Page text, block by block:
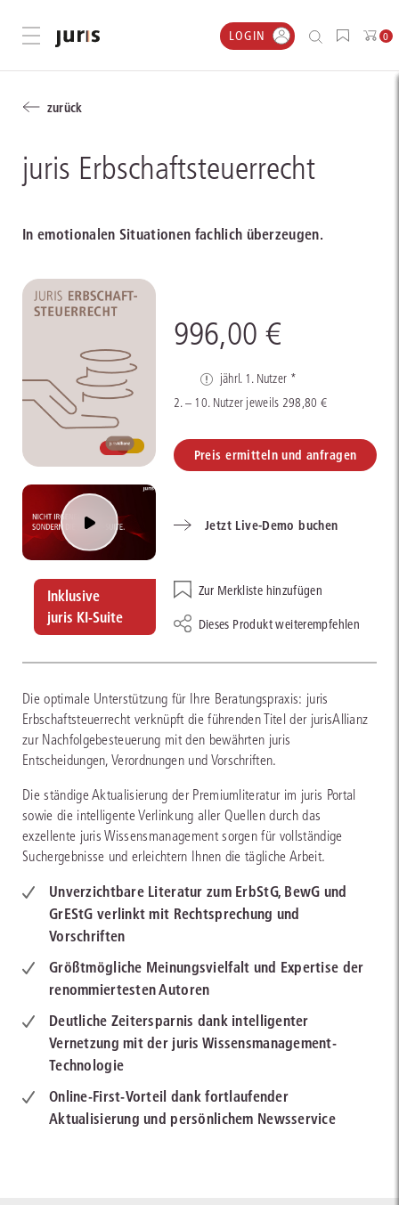
Menü öffnen LOGIN 0
zurück
juris Erbschaftsteuerrecht
In emotionalen Situationen fachlich überzeugen.
Inklusive
juris KI-Suite
Die optimale Unterstützung für Ihre Beratungspraxis: juris
Erbschaftsteuerrecht verknüpft die führenden Titel der jurisAllianz
zur Nachfolgebesteuerung mit den bewährten juris
Entscheidungen, Verordnungen und Vorschriften.
Die ständige Aktualisierung der Premiumliteratur im juris Portal
sowie die intelligente Verlinkung aller Quellen durch das
exzellente juris Wissensmanagement sorgen für vollständige
Suchergebnisse und erleichtern Ihnen die tägliche Arbeit.
Unverzichtbare Literatur zum ErbStG, BewG und
GrEStG verlinkt mit Rechtsprechung und
Vorschriften
Größtmögliche Meinungsvielfalt und Expertise der
renommiertesten Autoren
Deutliche Zeitersparnis dank intelligenter
Vernetzung mit der juris Wissensmanagement-
Technologie
Online-First-Vorteil dank fortlaufender
Aktualisierung und persönlichem Newsservice
996,00 €
jährl. 1. Nutzer *
2. – 10. Nutzer jeweils 298,80 €
Preis ermitteln und anfragen
Zur Merkliste hinzufügen
Dieses Produkt weiterempfehlen
Jetzt Live-Demo buchen